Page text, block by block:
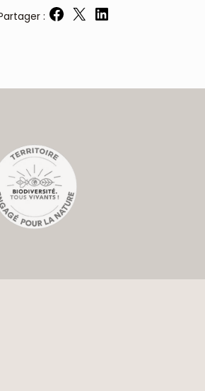
:
Partager sur Facebook
Partager sur X
Partager sur LinkedIn